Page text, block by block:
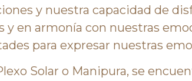
y nuestra capacidad de
y en armonía con nuestras
para expresar nuestras
Solar o Manipura, se